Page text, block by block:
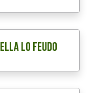
Lo Feudo